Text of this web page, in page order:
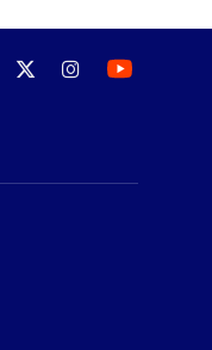
X
Instagram